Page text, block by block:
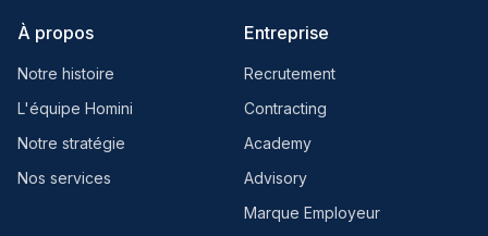
À propos
Notre histoire
L'équipe Homini
Notre stratégie
Nos services
Entreprise
Recrutement
Contracting
Academy
Advisory
Marque Employeur